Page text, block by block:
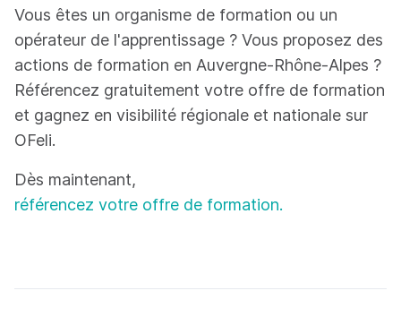
Vous êtes un organisme de formation ou un
opérateur de l'apprentissage ? Vous proposez des
actions de formation en Auvergne-Rhône-Alpes ?
Référencez gratuitement votre offre de formation
et gagnez en visibilité régionale et nationale sur
OFeli.
Dès maintenant,
référencez votre offre de formation.